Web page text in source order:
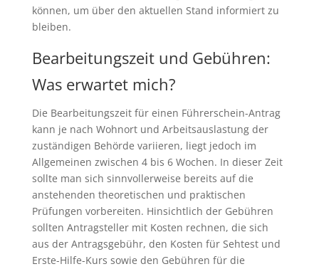
können, um über den aktuellen Stand informiert zu
bleiben.
Bearbeitungszeit und Gebühren:
Was erwartet mich?
Die Bearbeitungszeit für einen Führerschein-Antrag
kann je nach Wohnort und Arbeitsauslastung der
zuständigen Behörde variieren, liegt jedoch im
Allgemeinen zwischen 4 bis 6 Wochen. In dieser Zeit
sollte man sich sinnvollerweise bereits auf die
anstehenden theoretischen und praktischen
Prüfungen vorbereiten. Hinsichtlich der Gebühren
sollten Antragsteller mit Kosten rechnen, die sich
aus der Antragsgebühr, den Kosten für Sehtest und
Erste-Hilfe-Kurs sowie den Gebühren für die